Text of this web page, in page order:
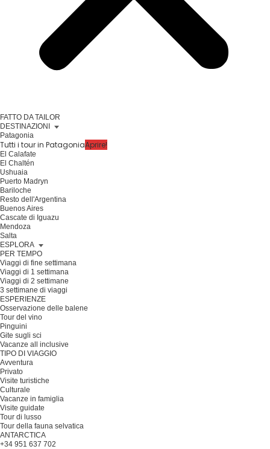
FATTO DA TAILOR
DESTINAZIONI
Patagonia
Tutti i tour in PatagoniaAprire!
El Calafate
El Chaltén
Ushuaia
Puerto Madryn
Bariloche
Resto dell'Argentina
Buenos Aires
Cascate di Iguazu
Mendoza
Salta
ESPLORA
PER TEMPO
Viaggi di fine settimana
Viaggi di 1 settimana
Viaggi di 2 settimane
3 settimane di viaggi
ESPERIENZE
Osservazione delle balene
Tour del vino
Pinguini
Gite sugli sci
Vacanze all inclusive
TIPO DI VIAGGIO
Avventura
Privato
Visite turistiche
Culturale
Vacanze in famiglia
Visite guidate
Tour di lusso
Tour della fauna selvatica
ANTARCTICA
+34 951 637 702